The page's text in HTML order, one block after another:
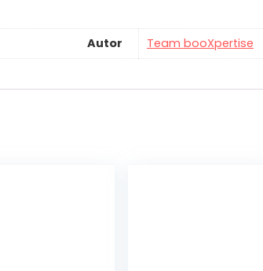
Autor Team booXpertise